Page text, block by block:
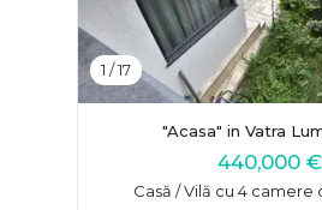
1 /17
"Acasa" in Vatra
440,000 €
Casă / Vilă cu 4 camere